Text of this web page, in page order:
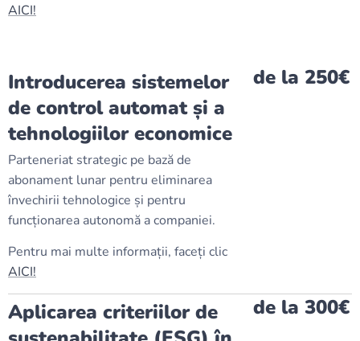
AICI!
Introducerea sistemelor
de control automat și a
tehnologiilor economice
Parteneriat strategic pe bază de
abonament lunar pentru eliminarea
învechirii tehnologice și pentru
funcționarea autonomă a companiei.
Pentru mai multe informații, faceți clic
AICI!
de la 250€
Aplicarea criteriilor de
de la 300€